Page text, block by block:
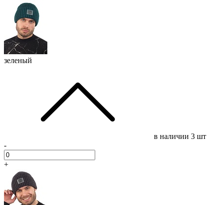
зеленый
в наличии 3 шт
-
+